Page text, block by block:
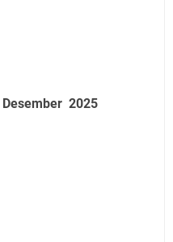
Desember 2025